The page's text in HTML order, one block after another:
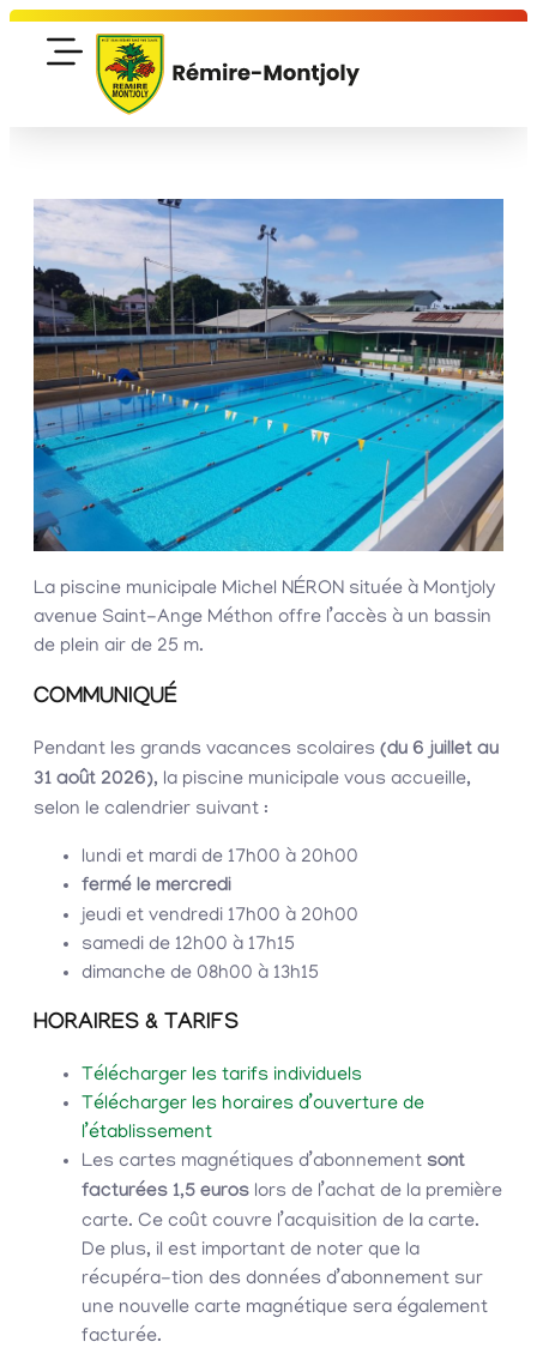
La piscine municipale Michel NÉRON située à Montjoly
avenue Saint-Ange Méthon offre l’accès à un bassin
de plein air de 25 m.
COMMUNIQUÉ
Pendant les grands vacances scolaires (du 6 juillet au
31 août 2026), la piscine municipale vous accueille,
selon le calendrier suivant :
lundi et mardi de 17h00 à 20h00
fermé le mercredi
jeudi et vendredi 17h00 à 20h00
samedi de 12h00 à 17h15
dimanche de 08h00 à 13h15
HORAIRES & TARIFS
Télécharger les tarifs individuels
Télécharger les horaires d’ouverture de
l’établissement
Les cartes magnétiques d’abonnement sont
facturées 1,5 euros lors de l’achat de la première
carte. Ce coût couvre l’acquisition de la carte.
De plus, il est important de noter que la
récupéra-tion des données d’abonnement sur
une nouvelle carte magnétique sera également
facturée.